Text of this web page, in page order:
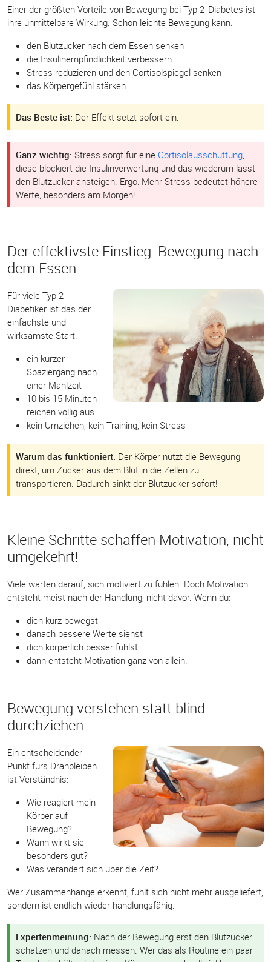
Einer der größten Vorteile von Bewegung bei Typ 2-Diabetes ist
ihre unmittelbare Wirkung. Schon leichte Bewegung kann:
den Blutzucker nach dem Essen senken
die Insulinempfindlichkeit verbessern
Stress reduzieren und den Cortisolspiegel senken
das Körpergefühl stärken
Das Beste ist: Der Effekt setzt sofort ein.
Ganz wichtig: Stress sorgt für eine Cortisolausschüttung
diese blockiert die Insulinverwertung und das wiederum lässt
den Blutzucker ansteigen. Ergo: Mehr Stress bedeutet höhere
Werte, besonders am Morgen!
Der effektivste Einstieg: Bewegung nach
dem Essen
Für viele Typ 2-
Diabetiker ist das der
einfachste und
wirksamste Start:
ein kurzer
Spaziergang nach
einer Mahlzeit
10 bis 15 Minuten
reichen völlig aus
kein Umziehen, kein Training, kein Stress
Warum das funktioniert: Der Körper nutzt die Bewegung
direkt, um Zucker aus dem Blut in die Zellen zu
transportieren. Dadurch sinkt der Blutzucker sofort!
Kleine Schritte schaffen Motivation, nicht
umgekehrt!
Viele warten darauf, sich motiviert zu fühlen. Doch Motivation
entsteht meist nach der Handlung, nicht davor. Wenn du:
dich kurz bewegst
danach bessere Werte siehst
dich körperlich besser fühlst
dann entsteht Motivation ganz von allein.
Bewegung verstehen statt blind
durchziehen
Ein entscheidender
Punkt fürs Dranbleiben
ist Verständnis:
Wie reagiert mein
Körper auf
Bewegung?
Wann wirkt sie
besonders gut?
Was verändert sich über die Zeit?
Wer Zusammenhänge erkennt, fühlt sich nicht mehr ausgeliefert,
sondern ist endlich wieder handlungsfähig.
Expertenmeinung: Nach der Bewegung erst den Blutzucker
schätzen und danach messen. Wer das als Routine ein paar